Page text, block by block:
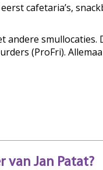
cafetaria’s,
andere
(ProFri).
van Jan Patat?